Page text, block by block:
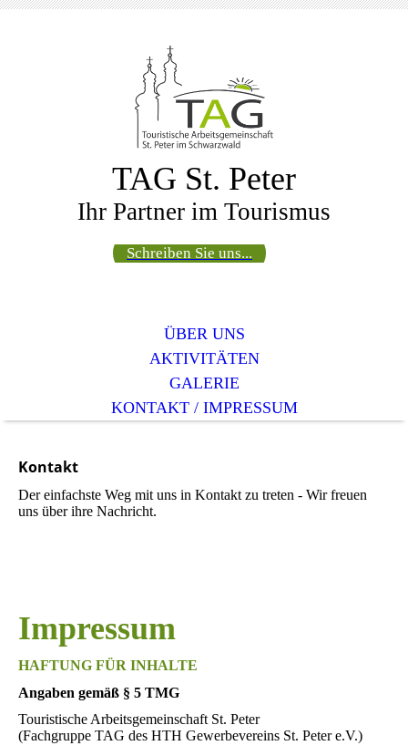
TAG St. Peter
Ihr Partner im Tourismus
Schreiben Sie uns...
ÜBER UNS
AKTIVITÄTEN
GALERIE
KONTAKT / IMPRESSUM
Kontakt
Der einfachste Weg mit uns in Kontakt zu treten - Wir freuen
uns über ihre Nachricht.
Impressum
HAFTUNG FÜR INHALTE
Angaben gemäß § 5 TMG
Touristische Arbeitsgemeinschaft St. Peter
(Fachgruppe TAG des HTH Gewerbevereins St. Peter e.V.)